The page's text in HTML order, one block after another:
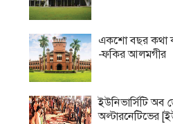
একশো বছর কথা
-ফকির আলমগীর
ইউনিভার্সিটি অব
অল্টারনেটিভের